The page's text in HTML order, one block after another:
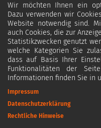
Wir möchten Ihnen ein
Dazu verwenden wir
Website notwendig sind.
auch Cookies, die zur
Statistikzwecken genutzt
welche Kategorien Sie
dass auf Basis Ihrer
Funktionalitäten der
Informationen finden Sie in
Impressum
Datenschutzerklärung
Rechtliche Hinweise